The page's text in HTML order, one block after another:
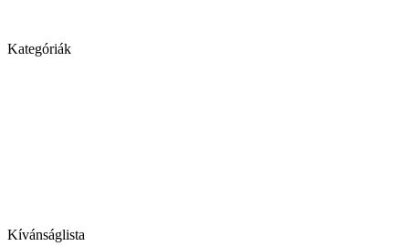
Kategóriák
Kívánságlista